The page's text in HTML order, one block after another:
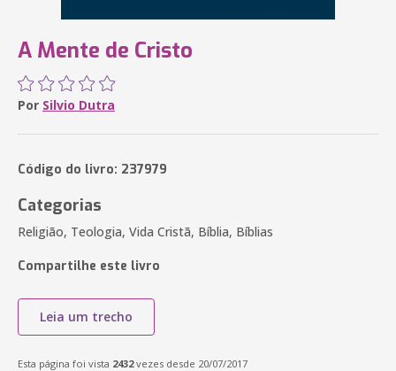
A Mente de Cristo
Por Silvio Dutra
Código do livro: 237979
Categorias
Religião, Teologia, Vida Cristã, Bíblia, Bíblias
Compartilhe este livro
Leia um trecho
Esta página foi vista 2432vezes desde 20/07/2017